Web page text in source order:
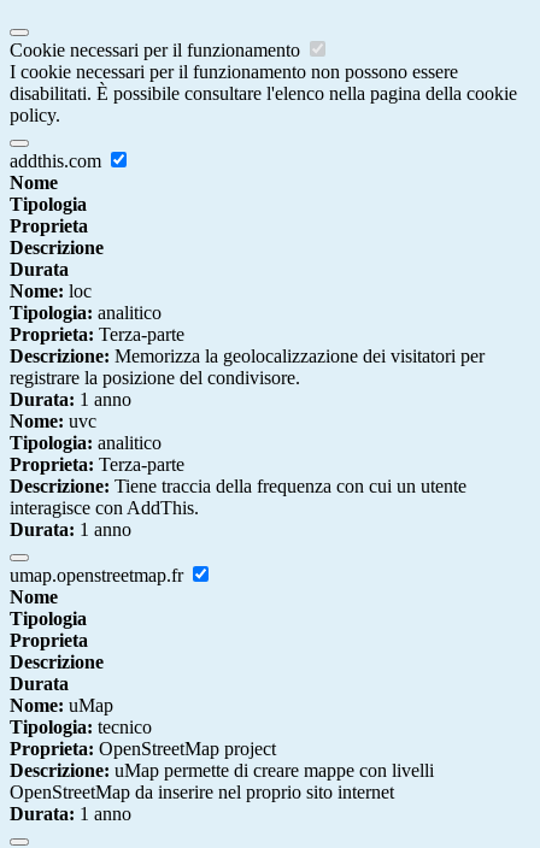
Cookie necessari per il funzionamento
I cookie necessari per il funzionamento non possono essere
disabilitati. È possibile consultare l'elenco nella pagina della cookie
policy.
addthis.com
Nome
Tipologia
Proprieta
Descrizione
Durata
Nome: loc
Tipologia: analitico
Proprieta: Terza-parte
Descrizione: Memorizza la geolocalizzazione dei visitatori per
registrare la posizione del condivisore.
Durata: 1 anno
Nome: uvc
Tipologia: analitico
Proprieta: Terza-parte
Descrizione: Tiene traccia della frequenza con cui un utente
interagisce con AddThis.
Durata: 1 anno
umap.openstreetmap.fr
Nome
Tipologia
Proprieta
Descrizione
Durata
Nome: uMap
Tipologia: tecnico
Proprieta: OpenStreetMap project
Descrizione: uMap permette di creare mappe con livelli
OpenStreetMap da inserire nel proprio sito internet
Durata: 1 anno